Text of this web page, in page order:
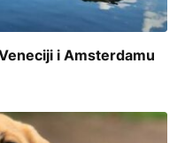
i Amsterdamu